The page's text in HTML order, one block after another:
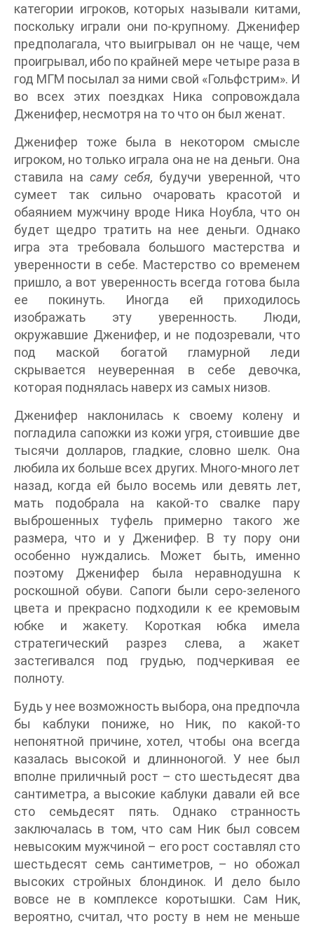
категории игроков, которых называли китами,
поскольку играли они по-крупному. Дженифер
предполагала, что выигрывал он не чаще, чем
проигрывал, ибо по крайней мере четыре раза в
год МГМ посылал за ними свой «Гольфстрим». И
во всех этих поездках Ника сопровождала
Дженифер, несмотря на то что он был женат.
Дженифер тоже была в некотором смысле
игроком, но только играла она не на деньги. Она
ставила на саму себя, будучи уверенной, что
сумеет так сильно очаровать красотой и
обаянием мужчину вроде Ника Ноубла, что он
будет щедро тратить на нее деньги. Однако
игра эта требовала большого мастерства и
уверенности в себе. Мастерство со временем
пришло, а вот уверенность всегда готова была
ее покинуть. Иногда ей приходилось
изображать эту уверенность. Люди,
окружавшие Дженифер, и не подозревали, что
под маской богатой гламурной леди
скрывается неуверенная в себе девочка,
которая поднялась наверх из самых низов.
Дженифер наклонилась к своему колену и
погладила сапожки из кожи угря, стоившие две
тысячи долларов, гладкие, словно шелк. Она
любила их больше всех других. Много-много лет
назад, когда ей было восемь или девять лет,
мать подобрала на какой-то свалке пару
выброшенных туфель примерно такого же
размера, что и у Дженифер. В ту пору они
особенно нуждались. Может быть, именно
поэтому Дженифер была неравнодушна к
роскошной обуви. Сапоги были серо-зеленого
цвета и прекрасно подходили к ее кремовым
юбке и жакету. Короткая юбка имела
стратегический разрез слева, а жакет
застегивался под грудью, подчеркивая ее
полноту.
Будь у нее возможность выбора, она предпочла
бы каблуки пониже, но Ник, по какой-то
непонятной причине, хотел, чтобы она всегда
казалась высокой и длинноногой. У нее был
вполне приличный рост – сто шестьдесят два
сантиметра, а высокие каблуки давали ей все
сто семьдесят пять. Однако странность
заключалась в том, что сам Ник был совсем
невысоким мужчиной – его рост составлял сто
шестьдесят семь сантиметров, – но обожал
высоких стройных блондинок. И дело было
вовсе не в комплексе коротышки. Сам Ник,
вероятно, считал, что росту в нем не меньше